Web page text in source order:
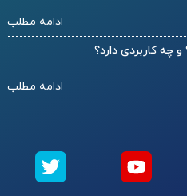
ادامه مطلب
چه کاربردی دارد؟
ادامه مطلب